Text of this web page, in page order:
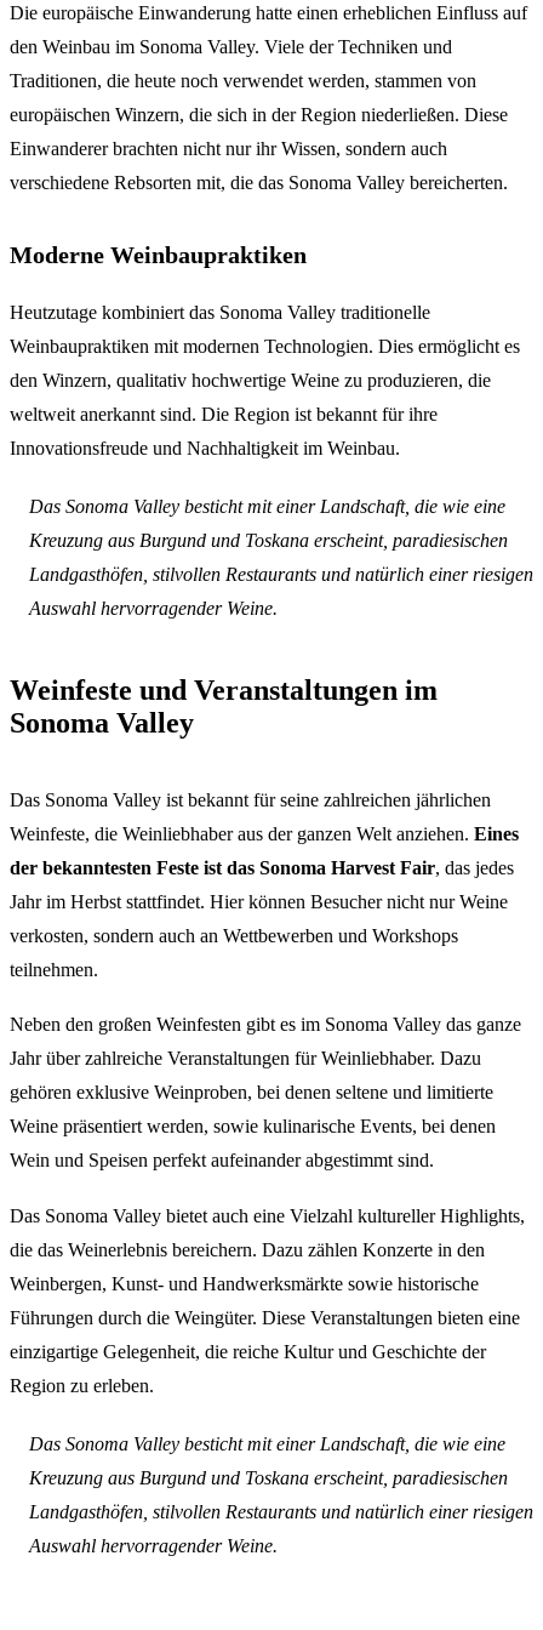
Die europäische Einwanderung hatte einen erheblichen Einfluss auf
den Weinbau im Sonoma Valley. Viele der Techniken und
Traditionen, die heute noch verwendet werden, stammen von
europäischen Winzern, die sich in der Region niederließen. Diese
Einwanderer brachten nicht nur ihr Wissen, sondern auch
verschiedene Rebsorten mit, die das Sonoma Valley bereicherten.
Moderne Weinbaupraktiken
Heutzutage kombiniert das Sonoma Valley traditionelle
Weinbaupraktiken mit modernen Technologien. Dies ermöglicht es
den Winzern, qualitativ hochwertige Weine zu produzieren, die
weltweit anerkannt sind. Die Region ist bekannt für ihre
Innovationsfreude und Nachhaltigkeit im Weinbau.
Das Sonoma Valley besticht mit einer Landschaft, die wie eine
Kreuzung aus Burgund und Toskana erscheint, paradiesischen
Landgasthöfen, stilvollen Restaurants und natürlich einer riesigen
Auswahl hervorragender Weine.
Weinfeste und Veranstaltungen im
Sonoma Valley
Das Sonoma Valley ist bekannt für seine zahlreichen jährlichen
Weinfeste, die Weinliebhaber aus der ganzen Welt anziehen. Eines
der bekanntesten Feste ist das Sonoma Harvest Fair, das jedes
Jahr im Herbst stattfindet. Hier können Besucher nicht nur Weine
verkosten, sondern auch an Wettbewerben und Workshops
teilnehmen.
Neben den großen Weinfesten gibt es im Sonoma Valley das ganze
Jahr über zahlreiche Veranstaltungen für Weinliebhaber. Dazu
gehören exklusive Weinproben, bei denen seltene und limitierte
Weine präsentiert werden, sowie kulinarische Events, bei denen
Wein und Speisen perfekt aufeinander abgestimmt sind.
Das Sonoma Valley bietet auch eine Vielzahl kultureller Highlights,
die das Weinerlebnis bereichern. Dazu zählen Konzerte in den
Weinbergen, Kunst- und Handwerksmärkte sowie historische
Führungen durch die Weingüter. Diese Veranstaltungen bieten eine
einzigartige Gelegenheit, die reiche Kultur und Geschichte der
Region zu erleben.
Das Sonoma Valley besticht mit einer Landschaft, die wie eine
Kreuzung aus Burgund und Toskana erscheint, paradiesischen
Landgasthöfen, stilvollen Restaurants und natürlich einer riesigen
Auswahl hervorragender Weine.